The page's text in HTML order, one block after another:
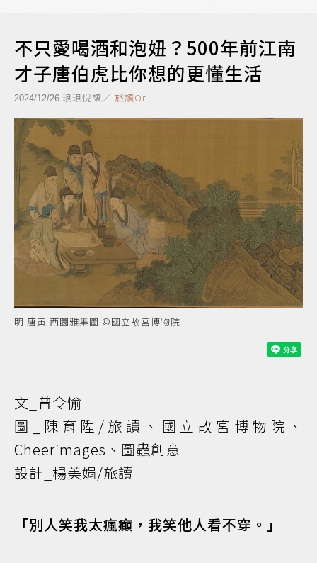
不只愛喝酒和泡妞？500年前江南
才子唐伯虎比你想的更懂生活
2024/12/26 琅琅悅讀／ 旅讀Or
明 唐寅 西園雅集圖 ©國立故宮博物院
文_曾令愉
圖_陳育陞/旅讀、國立故宮博物院、
Cheerimages、圖蟲創意
設計_楊美娟/旅讀
「別人笑我太瘋癲，我笑他人看不穿。」